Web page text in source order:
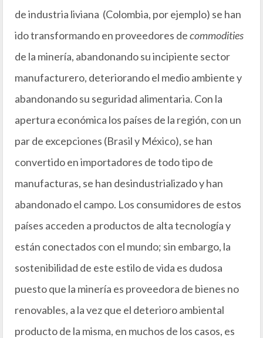
de industria liviana (Colombia, por ejemplo) se han
ido transformando en proveedores decommodities
de la minería, abandonando su incipiente sector
manufacturero, deteriorando el medio ambiente y
abandonando su seguridad alimentaria. Con la
apertura económica los países de la región, con un
par de excepciones (Brasil y México), se han
convertido en importadores de todo tipo de
manufacturas, se han desindustrializado y han
abandonado el campo. Los consumidores de estos
países acceden a productos de alta tecnología y
están conectados con el mundo; sin embargo, la
sostenibilidad de este estilo de vida es dudosa
puesto que la minería es proveedora de bienes no
renovables, a la vez que el deterioro ambiental
producto de la misma, en muchos de los casos, es